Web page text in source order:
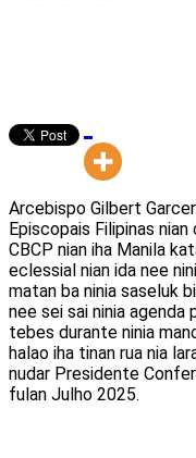
Arcebispo Gilbert
Episcopais Filipinas
CBCP nian iha Manila
eclessial nian ida nee
matan ba ninia saseluk
nee sei sai ninia
tebes durante ninia
halao iha tinan rua nia
nudar Presidente
fulan Julho 2025.